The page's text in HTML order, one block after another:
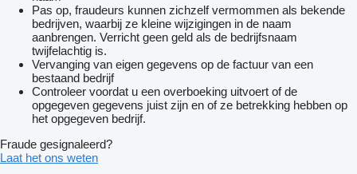
Pas op, fraudeurs kunnen zichzelf vermommen als bekende
bedrijven, waarbij ze kleine wijzigingen in de naam
aanbrengen. Verricht geen geld als de bedrijfsnaam
twijfelachtig is.
Vervanging van eigen gegevens op de factuur van een
bestaand bedrijf
Controleer voordat u een overboeking uitvoert of de
opgegeven gegevens juist zijn en of ze betrekking hebben op
het opgegeven bedrijf.
Fraude gesignaleerd?
Laat het ons weten